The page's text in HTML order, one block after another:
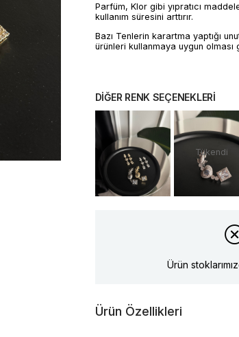
Parfüm, Klor gibi yıpratıcı
kullanım süresini arttırır.
Bazı Tenlerin karartma yaptığı
ürünleri kullanmaya uygun olması
DİĞER RENK SEÇENEKLERİ
Tükendi
Ürün
Ürün Özellikleri